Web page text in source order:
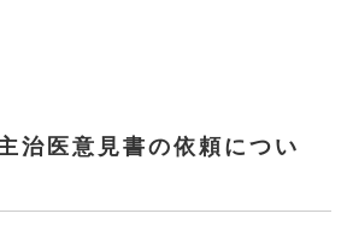
治医意見書の依頼につい